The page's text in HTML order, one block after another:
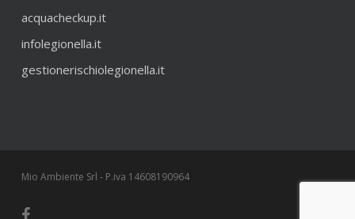
acquacheckup.it
infolegionella.it
gestionerischiolegionella.it
Mio Ambiente Srl - P.iva 14608190964
facebook